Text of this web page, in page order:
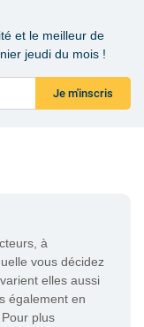
et le meilleur de
jeudi du mois !
Je m'inscris
à
vous décidez
elles aussi
également en
plus